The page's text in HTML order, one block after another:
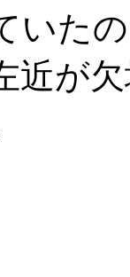
いた
近が